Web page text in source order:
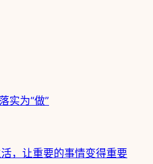
实为“做”
，让重要的事情变得重要